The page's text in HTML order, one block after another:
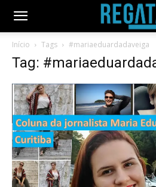
Início Tags #mariaeduardadaveiga
Tag: